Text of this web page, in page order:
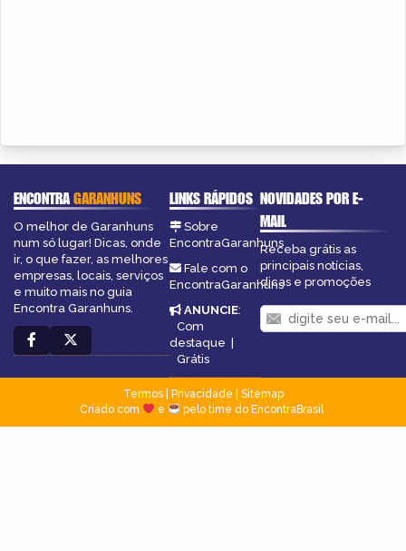
ENCONTRAGARANHUNS
O melhor de Garanhuns
num só lugar! Dicas, onde
ir, o que fazer, as melhores
empresas, locais, serviços
e muito mais no guia
Encontra Garanhuns.
LINKS RÁPIDOS
Sobre
EncontraGaranhuns
Fale com o
EncontraGaranhuns
ANUNCIE:
Com
destaque |
Grátis
NOVIDADES POR E-
MAIL
Receba grátis as
principais notícias,
dicas e promoções
Termos| Privacidade
Sitemap
Criado com
e pelo time do EncontraBrasil